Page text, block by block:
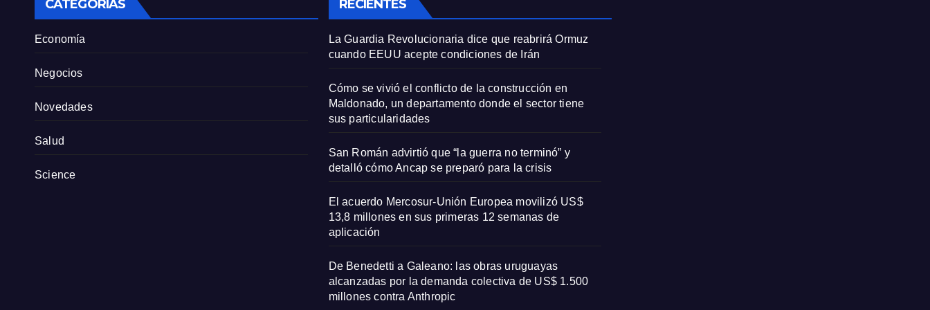
CATEGORÍAS
Economía
Negocios
Novedades
Salud
Science
RECIENTES
La Guardia Revolucionaria dice que reabrirá Ormuz
cuando EEUU acepte condiciones de Irán
Cómo se vivió el conflicto de la construcción en
Maldonado, un departamento donde el sector tiene
sus particularidades
San Román advirtió que “la guerra no terminó” y
detalló cómo Ancap se preparó para la crisis
El acuerdo Mercosur-Unión Europea movilizó US$
13,8 millones en sus primeras 12 semanas de
aplicación
De Benedetti a Galeano: las obras uruguayas
alcanzadas por la demanda colectiva de US$ 1.500
millones contra Anthropic